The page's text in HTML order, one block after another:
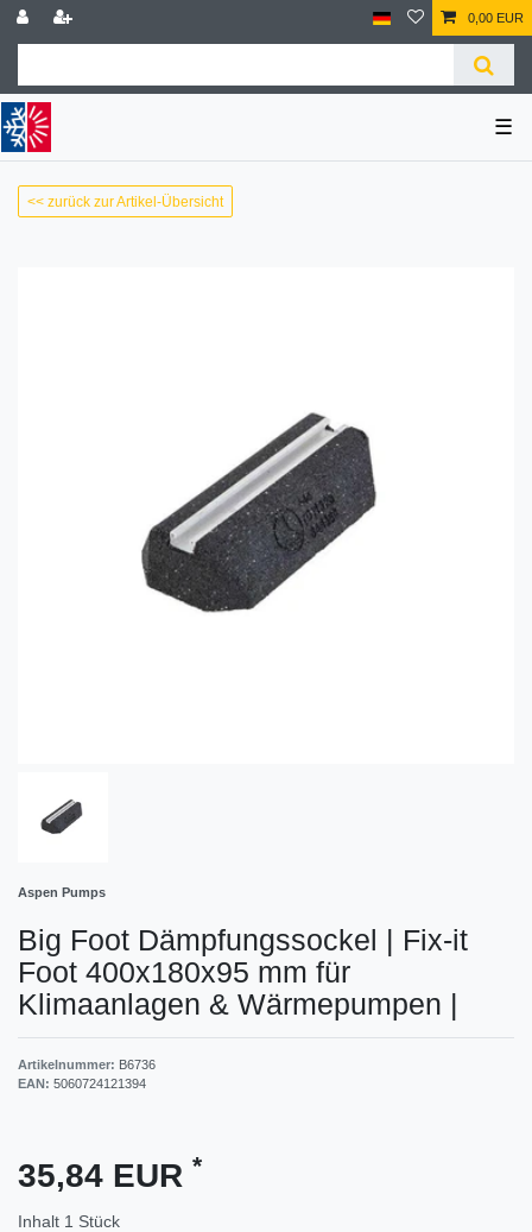
0,00 EUR
☰
<< zurück zur Artikel-Übersicht
Aspen Pumps
Big Foot Dämpfungssockel | Fix-it
Foot 400x180x95 mm für
Klimaanlagen & Wärmepumpen |
Artikelnummer: B6736
EAN: 5060724121394
35,84 EUR *
Inhalt 1 Stück